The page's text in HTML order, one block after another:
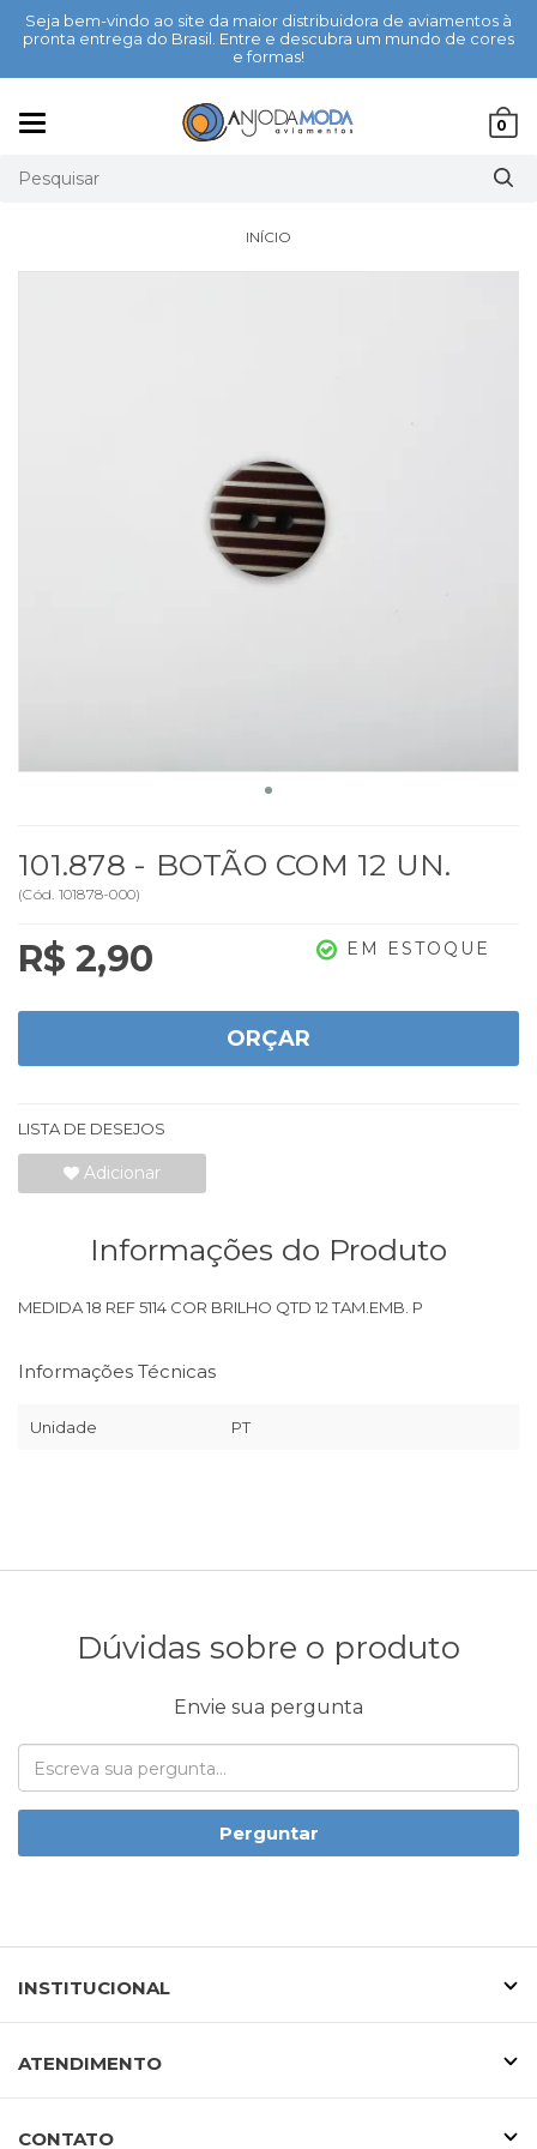
Seja bem-vindo ao site da maior distribuidora de aviamentos à
pronta entrega do Brasil. Entre e descubra um mundo de cores
e formas!
0
INÍCIO
101.878 - BOTÃO COM 12 UN.
(Cód. 101878-000)
R$ 2,90 EM ESTOQUE
ORÇAR
LISTA DE DESEJOS
Adicionar
Informações do Produto
MEDIDA 18 REF 5114 COR BRILHO QTD 12 TAM.EMB. P
Informações Técnicas
Unidade PT
Dúvidas sobre o produto
Envie sua pergunta
Perguntar
INSTITUCIONAL
ATENDIMENTO
CONTATO